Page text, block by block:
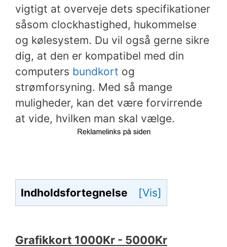
vigtigt at overveje dets specifikationer
såsom clockhastighed, hukommelse
og kølesystem. Du vil også gerne sikre
dig, at den er kompatibel med din
computers bundkort og
strømforsyning. Med så mange
muligheder, kan det være forvirrende
at vide, hvilken man skal vælge.
Indholdsfortegnelse [Vis]
Grafikkort 1000Kr - 5000Kr